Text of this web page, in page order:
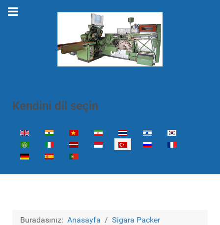
Kendini dil seçin
Dilinizi seçin
Buradasınız: Anasayfa
Sigara Packer